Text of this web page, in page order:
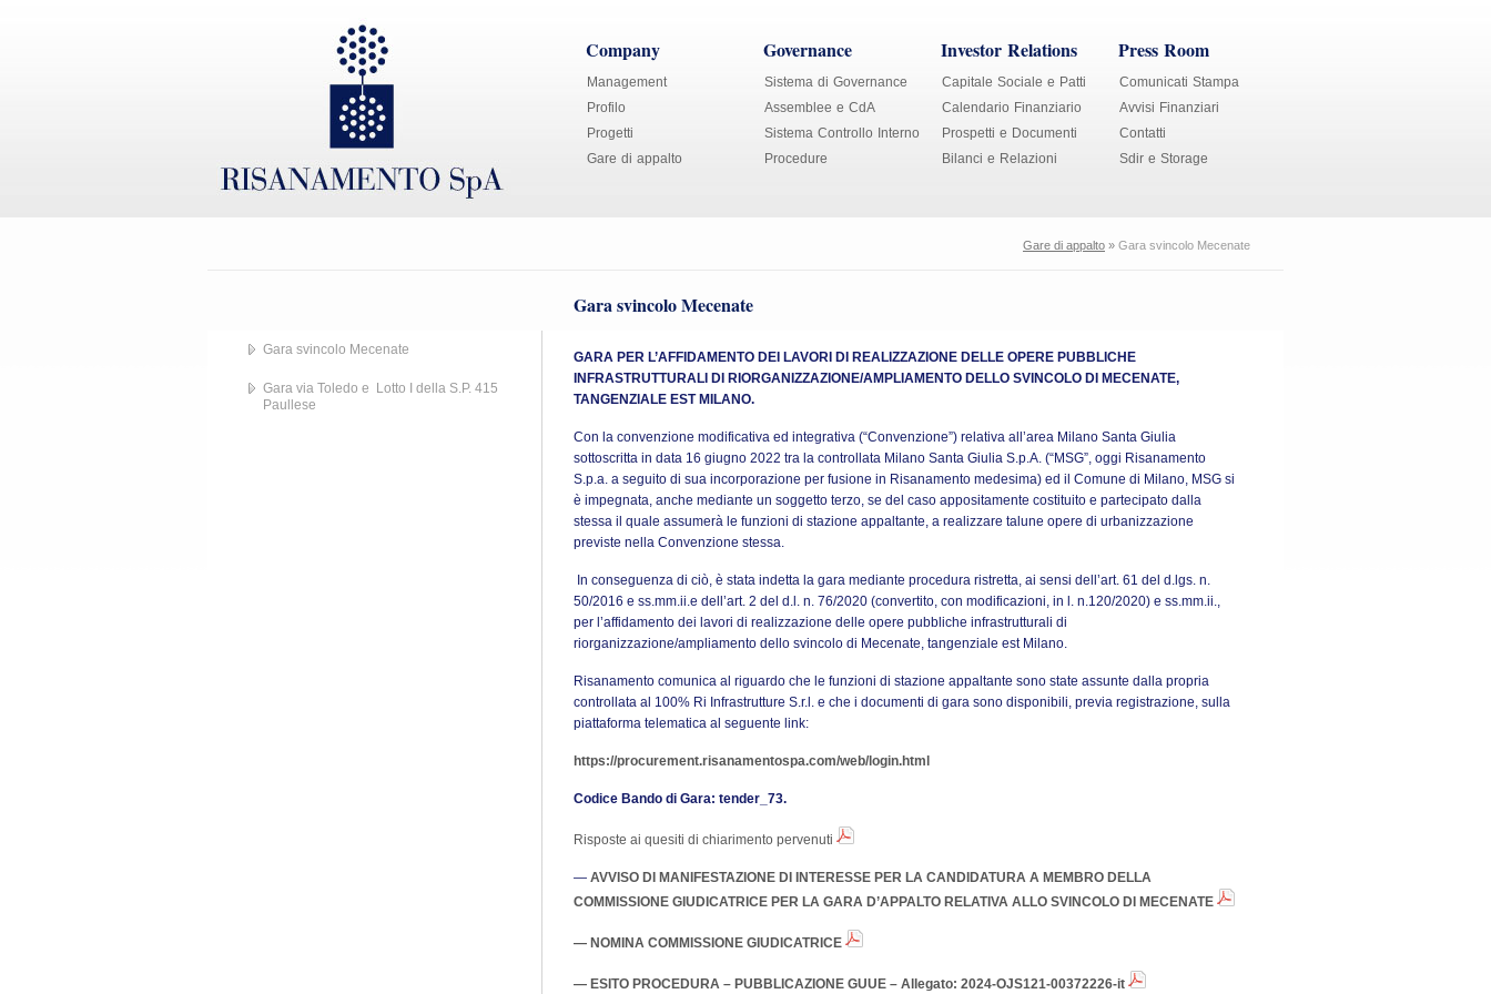
Company
Management
Profilo
Progetti
Gare di appalto
Governance
Sistema di Governance
Assemblee e CdA
Sistema Controllo Interno
Procedure
Investor Relations
Capitale Sociale e Patti
Calendario Finanziario
Prospetti e Documenti
Bilanci e Relazioni
Press Room
Comunicati Stampa
Avvisi Finanziari
Contatti
Sdir e Storage
Gare di appalto » Gara svincolo Mecenate
Gara svincolo Mecenate
GARA PER L’AFFIDAMENTO DEI LAVORI DI REALIZZAZIONE DELLE OPERE PUBBLICHE
INFRASTRUTTURALI DI RIORGANIZZAZIONE/AMPLIAMENTO DELLO SVINCOLO DI MECENATE,
TANGENZIALE EST MILANO.
Con la convenzione modificativa ed integrativa (“Convenzione”) relativa all’area Milano Santa Giulia
sottoscritta in data 16 giugno 2022 tra la controllata Milano Santa Giulia S.p.A. (“MSG”, oggi Risanamento
S.p.a. a seguito di sua incorporazione per fusione in Risanamento medesima) ed il Comune di Milano, MSG si
è impegnata, anche mediante un soggetto terzo, se del caso appositamente costituito e partecipato dalla
stessa il quale assumerà le funzioni di stazione appaltante, a realizzare talune opere di urbanizzazione
previste nella Convenzione stessa.
In conseguenza di ciò, è stata indetta la gara mediante procedura ristretta, ai sensi dell’art. 61 del d.lgs. n.
50/2016 e ss.mm.ii.e dell’art. 2 del d.l. n. 76/2020 (convertito, con modificazioni, in l. n.120/2020) e ss.mm.ii.,
per l’affidamento dei lavori di realizzazione delle opere pubbliche infrastrutturali di
riorganizzazione/ampliamento dello svincolo di Mecenate, tangenziale est Milano.
Risanamento comunica al riguardo che le funzioni di stazione appaltante sono state assunte dalla propria
controllata al 100% Ri Infrastrutture S.r.l. e che i documenti di gara sono disponibili, previa registrazione, sulla
piattaforma telematica al seguente link:
https://procurement.risanamentospa.com/web/login.html
Codice Bando di Gara: tender_73.
Risposte ai quesiti di chiarimento pervenuti
— AVVISO DI MANIFESTAZIONE DI INTERESSE PER LA CANDIDATURA A MEMBRO DELLA
COMMISSIONE GIUDICATRICE PER LA GARA D’APPALTO RELATIVA ALLO SVINCOLO DI MECENATE
— NOMINA COMMISSIONE GIUDICATRICE
— ESITO PROCEDURA – PUBBLICAZIONE GUUE – Allegato: 2024-OJS121-00372226-it
Gara svincolo Mecenate
Gara via Toledo e Lotto I della S.P. 415
Paullese